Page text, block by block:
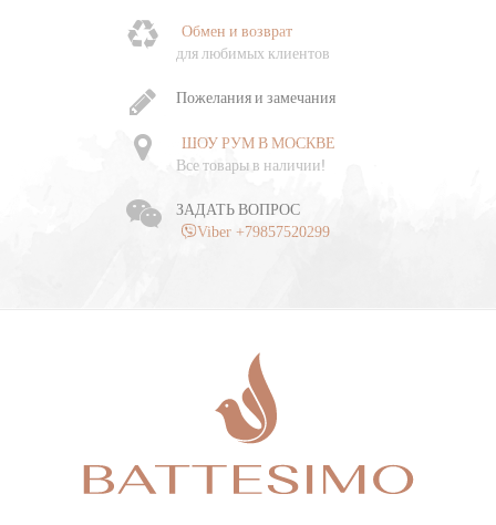
Обмен и возврат
для любимых клиентов
Пожелания и замечания
ШОУ РУМ В МОСКВЕ
Все товары в наличии!
ЗАДАТЬ ВОПРОС
Viber +79857520299